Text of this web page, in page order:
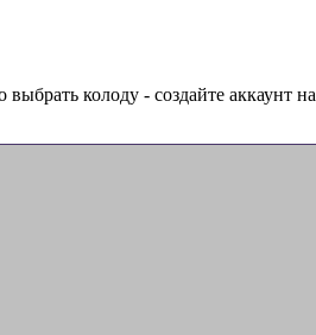
колоду - создайте аккаунт на